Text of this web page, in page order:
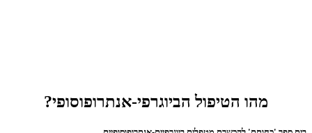
מהו הטיפול הביוגרפי-אנתרופוסופי?